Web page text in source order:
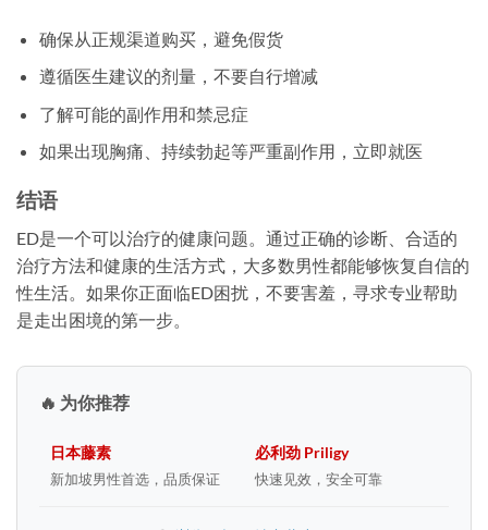
确保从正规渠道购买，避免假货
遵循医生建议的剂量，不要自行增减
了解可能的副作用和禁忌症
如果出现胸痛、持续勃起等严重副作用，立即就医
结语
ED是一个可以治疗的健康问题。通过正确的诊断、合适的
治疗方法和健康的生活方式，大多数男性都能够恢复自信的
性生活。如果你正面临ED困扰，不要害羞，寻求专业帮助
是走出困境的第一步。
🔥 为你推荐
日本藤素
新加坡男性首选，品质保证
必利劲 Priligy
快速见效，安全可靠